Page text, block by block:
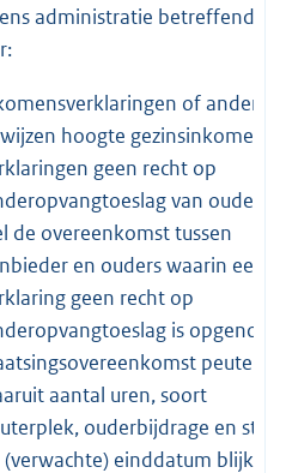
administratie betreffende
of andere
hoogte gezinsinkomen;
geen recht op
van ouders
de overeenkomst tussen
en ouders waarin een
geen recht op
is
peuter
aantal uren, soort
ouderbijdrage en
(verwachte) einddatum blijken.